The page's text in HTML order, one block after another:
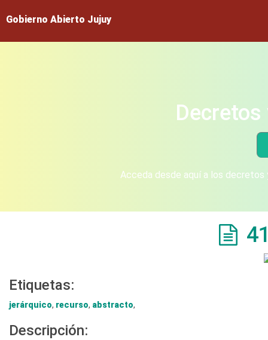
Gobierno Abierto Jujuy
Acceda desde aquí a los
Etiquetas:
jerárquico, recurso, abstracto,
Descripción: